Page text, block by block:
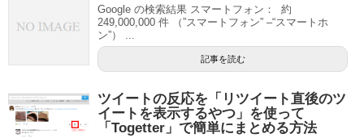
Google の検索結果 スマートフォン： 約
249,000,000 件 （”スマートフォン” –“スマートホ
ン”） ...
記事を読む
ツイートの反応を「リツイート直後のツ
イートを表示するやつ」を使って
「Togetter」で簡単にまとめる方法